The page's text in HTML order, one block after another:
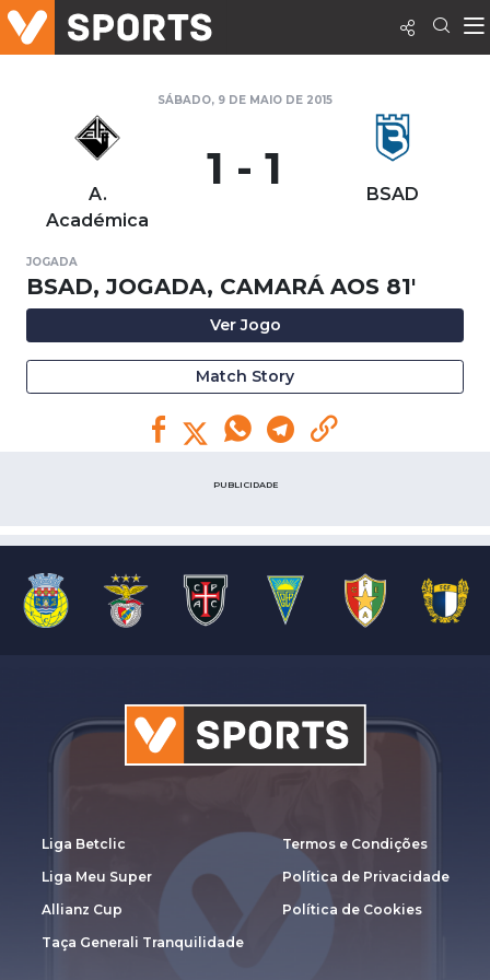
SÁBADO, 9 DE MAIO DE 2015
A.
Académica
1 - 1 BSAD
JOGADA
BSAD, JOGADA, CAMARÁ AOS 81'
Ver Jogo
Match Story
PUBLICIDADE
Liga Betclic
Liga Meu Super
Allianz Cup
Taça Generali Tranquilidade
Termos e Condições
Política de Privacidade
Política de Cookies